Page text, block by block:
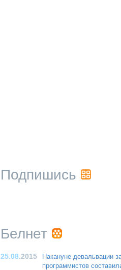
Подпишись
Белнет
25.08.2015
Накануне девальвации
программистов